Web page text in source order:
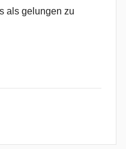
als gelungen zu